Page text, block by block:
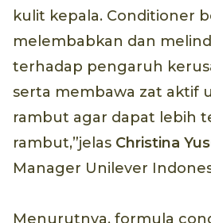
kulit kepala. Conditioner
melembabkan dan
terhadap pengaruh
serta membawa zat aktif
rambut agar dapat lebih
rambut,”jelas Christina
Manager Unilever
Menurutnya, formula